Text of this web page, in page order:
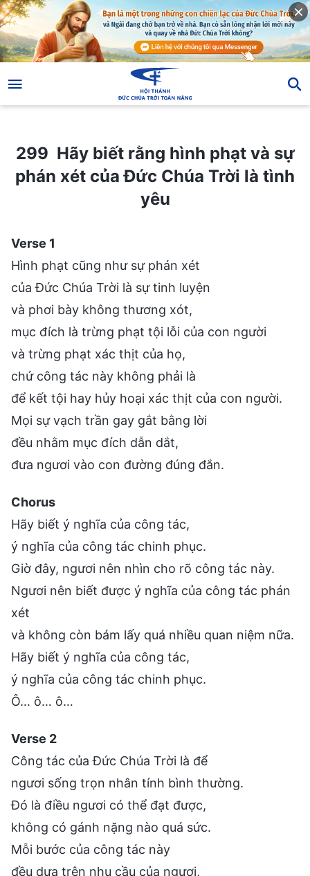
299 Hãy biết rằng hình phạt và sự
phán xét của Đức Chúa Trời là tình
yêu
Verse 1
Hình phạt cũng như sự phán xét
của Đức Chúa Trời là sự tinh luyện
và phơi bày không thương xót,
mục đích là trừng phạt tội lỗi của con người
và trừng phạt xác thịt của họ,
chứ công tác này không phải là
để kết tội hay hủy hoại xác thịt của con người.
Mọi sự vạch trần gay gắt bằng lời
đều nhằm mục đích dẫn dắt,
đưa ngươi vào con đường đúng đắn.
Chorus
Hãy biết ý nghĩa của công tác,
ý nghĩa của công tác chinh phục.
Giờ đây, ngươi nên nhìn cho rõ công tác này.
Ngươi nên biết được ý nghĩa của công tác phán
xét
và không còn bám lấy quá nhiều quan niệm nữa.
Hãy biết ý nghĩa của công tác,
ý nghĩa của công tác chinh phục.
Ô… ô… ô…
Verse 2
Công tác của Đức Chúa Trời là để
ngươi sống trọn nhân tính bình thường.
Đó là điều ngươi có thể đạt được,
không có gánh nặng nào quá sức.
Mỗi bước của công tác này
đều dựa trên nhu cầu của ngươi,